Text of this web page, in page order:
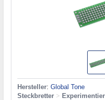
Hersteller: Global Tone
Steckbretter >